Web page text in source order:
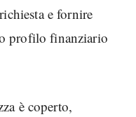
e fornire
profilo finanziario
è coperto,